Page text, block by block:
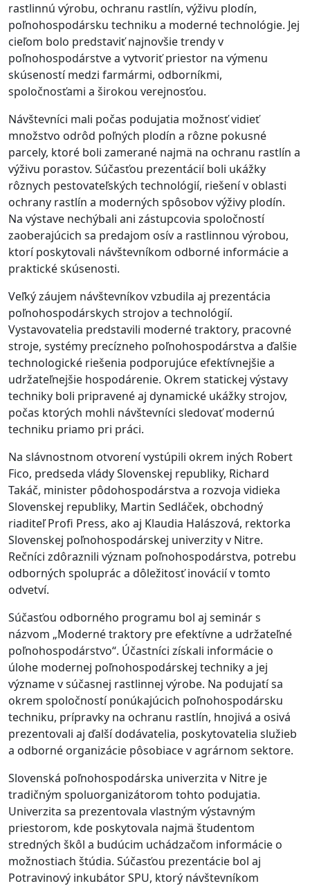
rastlinnú výrobu, ochranu rastlín, výživu plodín,
poľnohospodársku techniku a moderné technológie. Jej
cieľom bolo predstaviť najnovšie trendy v
poľnohospodárstve a vytvoriť priestor na výmenu
skúseností medzi farmármi, odborníkmi,
spoločnosťami a širokou verejnosťou.
Návštevníci mali počas podujatia možnosť vidieť
množstvo odrôd poľných plodín a rôzne pokusné
parcely, ktoré boli zamerané najmä na ochranu rastlín a
výživu porastov. Súčasťou prezentácií boli ukážky
rôznych pestovateľských technológií, riešení v oblasti
ochrany rastlín a moderných spôsobov výživy plodín.
Na výstave nechýbali ani zástupcovia spoločností
zaoberajúcich sa predajom osív a rastlinnou výrobou,
ktorí poskytovali návštevníkom odborné informácie a
praktické skúsenosti.
Veľký záujem návštevníkov vzbudila aj prezentácia
poľnohospodárskych strojov a technológií.
Vystavovatelia predstavili moderné traktory, pracovné
stroje, systémy precízneho poľnohospodárstva a ďalšie
technologické riešenia podporujúce efektívnejšie a
udržateľnejšie hospodárenie. Okrem statickej výstavy
techniky boli pripravené aj dynamické ukážky strojov,
počas ktorých mohli návštevníci sledovať modernú
techniku priamo pri práci.
Na slávnostnom otvorení vystúpili okrem iných Robert
Fico, predseda vlády Slovenskej republiky, Richard
Takáč, minister pôdohospodárstva a rozvoja vidieka
Slovenskej republiky, Martin Sedláček, obchodný
riaditeľ Profi Press, ako aj Klaudia Halászová, rektorka
Slovenskej poľnohospodárskej univerzity v Nitre.
Rečníci zdôraznili význam poľnohospodárstva, potrebu
odborných spoluprác a dôležitosť inovácií v tomto
odvetví.
Súčasťou odborného programu bol aj seminár s
názvom „Moderné traktory pre efektívne a udržateľné
poľnohospodárstvo“. Účastníci získali informácie o
úlohe modernej poľnohospodárskej techniky a jej
význame v súčasnej rastlinnej výrobe. Na podujatí sa
okrem spoločností ponúkajúcich poľnohospodársku
techniku, prípravky na ochranu rastlín, hnojivá a osivá
prezentovali aj ďalší dodávatelia, poskytovatelia služieb
a odborné organizácie pôsobiace v agrárnom sektore.
Slovenská poľnohospodárska univerzita v Nitre je
tradičným spoluorganizátorom tohto podujatia.
Univerzita sa prezentovala vlastným výstavným
priestorom, kde poskytovala najmä študentom
stredných škôl a budúcim uchádzačom informácie o
možnostiach štúdia. Súčasťou prezentácie bol aj
Potravinový inkubátor SPU, ktorý návštevníkom